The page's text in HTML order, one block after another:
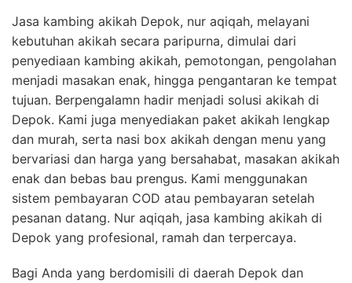
Jasa kambing akikah Depok, nur aqiqah, melayani
kebutuhan akikah secara paripurna, dimulai dari
penyediaan kambing akikah, pemotongan, pengolahan
menjadi masakan enak, hingga pengantaran ke tempat
tujuan. Berpengalamn hadir menjadi solusi akikah di
Depok. Kami juga menyediakan paket akikah lengkap
dan murah, serta nasi box akikah dengan menu yang
bervariasi dan harga yang bersahabat, masakan akikah
enak dan bebas bau prengus. Kami menggunakan
sistem pembayaran COD atau pembayaran setelah
pesanan datang. Nur aqiqah, jasa kambing akikah di
Depok yang profesional, ramah dan terpercaya.
Bagi Anda yang berdomisili di daerah Depok dan